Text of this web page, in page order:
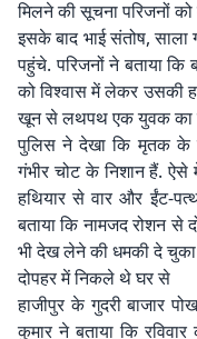
मिलने की सूचना परिजनों को
इसके बाद भाई संतोष, साला
पहुंचे. परिजनों ने बताया
को विश्वास में लेकर उसकी
खून से लथपथ एक युवक का
पुलिस ने देखा कि मृतक के
गंभीर चोट के निशान हैं.
हथियार से वार और ईंट-
बताया कि नामजद रोशन से
भी देख लेने की धमकी दे
दोपहर में निकले थे घर से
हाजीपुर के गुदरी बाजार
कुमार ने बताया कि